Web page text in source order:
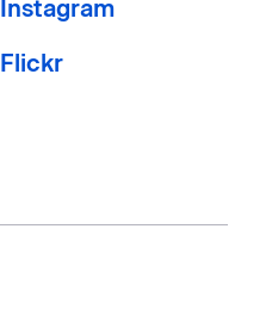
Instagram
Flickr